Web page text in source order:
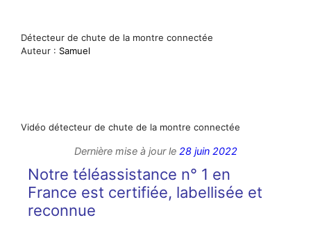
Détecteur de chute de la montre connectée
Auteur : Samuel
Vidéo détecteur de chute de la montre connectée
Dernière mise à jour le 28 juin 2022
Notre téléassistance n° 1 en
France est certifiée, labellisée et
reconnue